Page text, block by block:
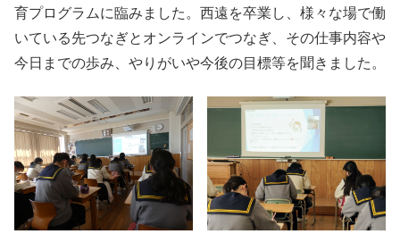
育プログラムに臨みました。西遠を卒業し、様々な場で働
いている先つなぎとオンラインでつなぎ、その仕事内容や
今日までの歩み、やりがいや今後の目標等を聞きました。